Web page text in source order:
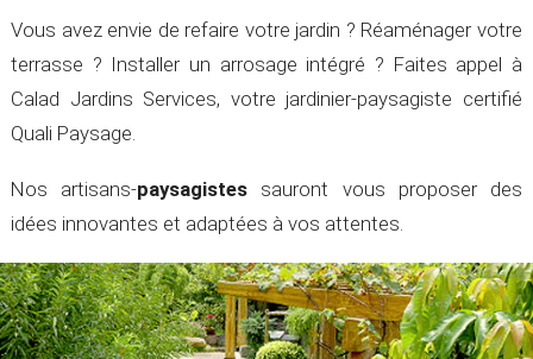
Vous avez envie de refaire votre jardin ? Réaménager votre
terrasse ? Installer un arrosage intégré ? Faites appel à
Calad Jardins Services, votre jardinier-paysagiste certifié
Quali Paysage.
Nos artisans-paysagistes sauront vous proposer des
idées innovantes et adaptées à vos attentes.